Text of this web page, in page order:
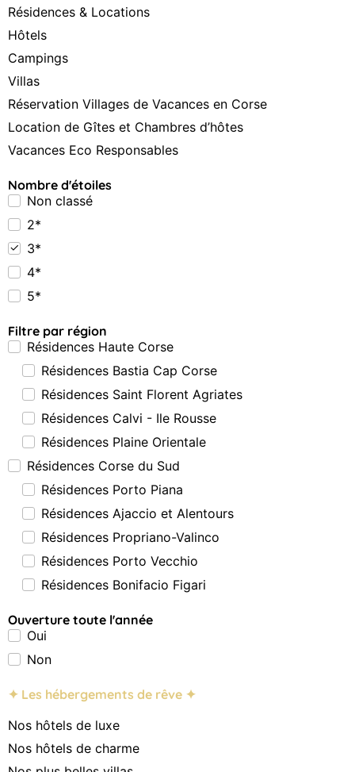
Résidences & Locations
Hôtels
Campings
Villas
Réservation Villages de Vacances en Corse
Location de Gîtes et Chambres d’hôtes
Vacances Eco Responsables
Nombre d'étoiles
Non classé
2*
3*
4*
5*
Filtre par région
Résidences Haute Corse
Résidences Bastia Cap Corse
Résidences Saint Florent Agriates
Résidences Calvi - Ile Rousse
Résidences Plaine Orientale
Résidences Corse du Sud
Résidences Porto Piana
Résidences Ajaccio et Alentours
Résidences Propriano-Valinco
Résidences Porto Vecchio
Résidences Bonifacio Figari
Ouverture toute l'année
Oui
Non
✦ Les hébergements de rêve ✦
Nos hôtels de luxe
Nos hôtels de charme